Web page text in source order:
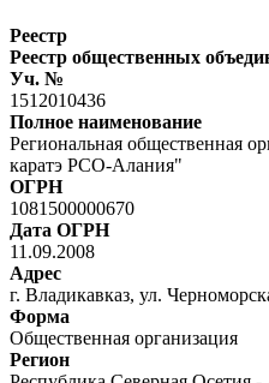
Реестр
Реестр общественных
Уч. №
1512010436
Полное наименование
Региональная общественная
каратэ РСО-Алания"
ОГРН
1081500000670
Дата ОГРН
11.09.2008
Адрес
г. Владикавказ, ул.
Форма
Общественная организация
Регион